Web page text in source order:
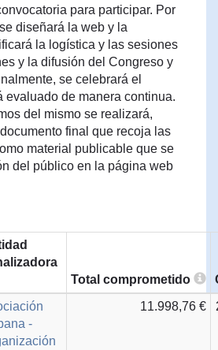
para participar. Por
diseñará la web y la
la logística y las sesiones
y la difusión del Congreso y
se celebrará el
evaluado de manera continua.
del mismo se realizará,
final que recoja las
material publicable que se
del público en la página web
Total comprometido
-
11.998,76 €